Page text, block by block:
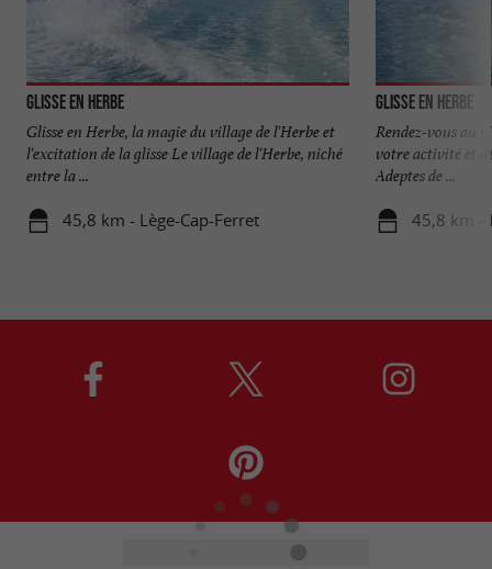
Glisse en Herbe
Glisse en Herbe, la magie du village de l'Herbe et
l'excitation de la glisse Le village de l'Herbe, niché
entre la ...
45,8 km - Lège-Cap-Ferret
Glisse en Herbe
Rendez-vous au
votre activité et
Adeptes de ...
45,8 km -